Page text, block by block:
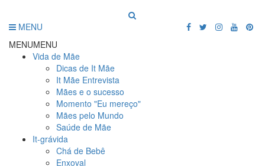
MENU
MENUMENU
Vida de Mãe
Dicas de It Mãe
It Mãe Entrevista
Mães e o sucesso
Momento "Eu mereço"
Mães pelo Mundo
Saúde de Mãe
It-grávida
Chá de Bebê
Enxoval